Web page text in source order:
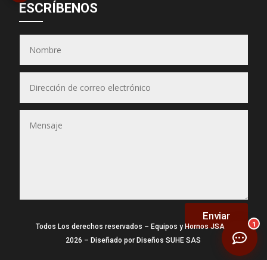
ESCRÍBENOS
Enviar
Todos Los derechos reservados – Equipos y Hornos JSA –
2026 – Diseñado por Diseños SUHE SAS
1
● En línea ahora
(Puedes seleccionar varios)